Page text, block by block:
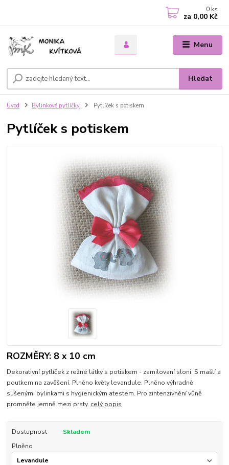
Menu
Hledat
0 ks
za 0,00 Kč
Úvod Bylinkové pytlíčky Pytlíček s potiskem
Pytlíček s potiskem
ROZMĚRY: 8 x 10 cm
Dekorativní pytlíček z režné látky s potiskem - zamilovaní sloni. S mašlí a
poutkem na zavěšení. Plněno květy levandule. Plněno výhradně
sušenými bylinkami s hygienickým atestem. Pro zintenzivnění vůně
promněte jemně mezi prsty. celý popis
Dostupnost
Skladem
Plněno